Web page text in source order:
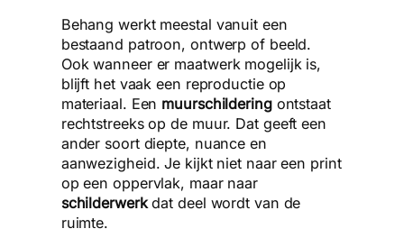
Behang werkt meestal vanuit een
bestaand patroon, ontwerp of beeld.
Ook wanneer er maatwerk mogelijk is,
blijft het vaak een reproductie op
materiaal. Een muurschilderingontstaat
rechtstreeks op de muur. Dat geeft een
ander soort diepte, nuance en
aanwezigheid. Je kijkt niet naar een print
op een oppervlak, maar naar
schilderwerkdat deel wordt van de
ruimte.